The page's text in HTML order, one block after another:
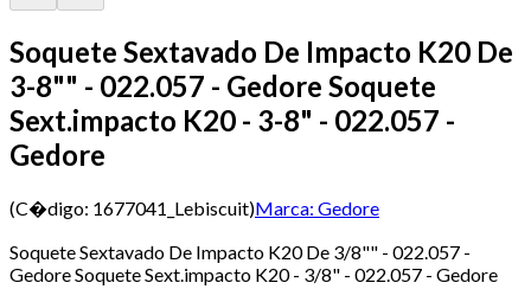
Soquete Sextavado De Impacto K20 De
3-8"" - 022.057 - Gedore Soquete
Sext.impacto K20 - 3-8" - 022.057 -
Gedore
(C�digo: 1677041_Lebiscuit)Marca: Gedore
Soquete Sextavado De Impacto K20 De 3/8"" - 022.057 -
Gedore Soquete Sext.impacto K20 - 3/8" - 022.057 - Gedore